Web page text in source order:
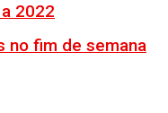
no fim de semana
2022